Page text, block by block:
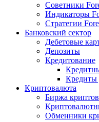
Советники
Индикаторы
Стратегии
Банковский сектор
Дебетовые
Депозиты
Кредитование
Кредиты
Криптовалюта
Биржа
Обменники